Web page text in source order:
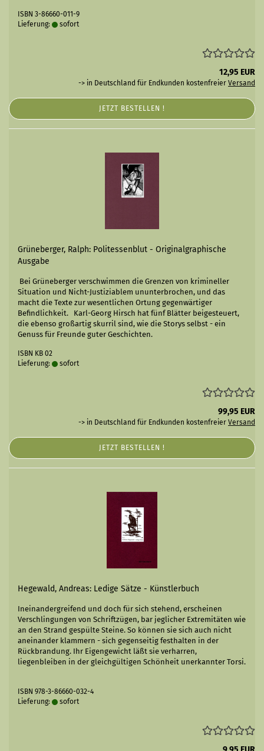
ISBN 3-86660-011-9
Lieferung:
sofort
12,95 EUR
-> in Deutschland für Endkunden kostenfreier Versand
JETZT BESTELLEN !
Grüneberger, Ralph: Politessenblut - Originalgraphische
Ausgabe
Bei Grüneberger verschwimmen die Grenzen von krimineller
Situ­ation und Nicht-Justiziablem ununterbrochen, und das
macht die Texte zur wesentlichen Ortung gegenwärtiger
Befindlichkeit. Karl-Georg Hirsch hat fünf Blätter beigesteuert,
die ebenso großartig skurril sind, wie die Storys selbst - ein
Genuss für Freunde guter Geschichten.
ISBN KB 02
Lieferung:
sofort
99,95 EUR
-> in Deutschland für Endkunden kostenfreier Versand
JETZT BESTELLEN !
Hegewald, Andreas: Ledige Sätze - Künstlerbuch
Ineinandergreifend und doch für sich stehend, erscheinen
Verschlingungen von Schriftzügen, bar jeglicher Extremitäten wie
an den Strand gespülte Steine. So können sie sich auch nicht
aneinander klammern - sich gegenseitig festhalten in der
Rückbrandung. Ihr Eigengewicht läßt sie verharren,
liegenbleiben in der gleichgültigen Schönheit unerkannter Torsi.
ISBN 978-3-86660-032-4
Lieferung:
sofort